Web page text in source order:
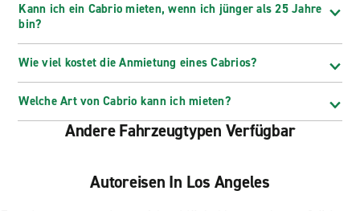
Kann ich ein Cabrio mieten, wenn ich jünger als 25 Jahre
bin?
Wie viel kostet die Anmietung eines Cabrios?
Welche Art von Cabrio kann ich mieten?
Andere Fahrzeugtypen Verfügbar
Autoreisen In Los Angeles